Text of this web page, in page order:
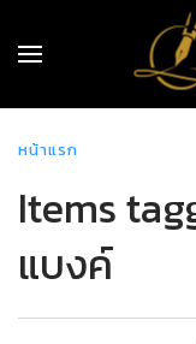
หน้าแรก
Items
แบงค์